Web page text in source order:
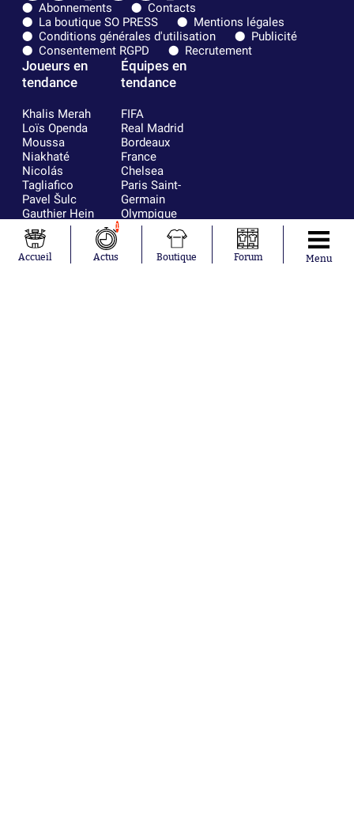
Abonnements
Contacts
La boutique SO PRESS
Mentions légales
Conditions générales d'utilisation
Publicité
Consentement RGPD
Recrutement
Joueurs en
tendance
Khalis Merah
Loïs Openda
Moussa
Niakhaté
Nicolás
Tagliafico
Pavel Šulc
Gauthier Hein
Lionel Messi
Gonzalo
García Torres
Équipes en
tendance
FIFA
Real Madrid
Bordeaux
France
Chelsea
Paris Saint-
Germain
Olympique
lyonnais
AC Milan
RC Strasbourg
Accueil
1
Actus Boutique Forum Menu